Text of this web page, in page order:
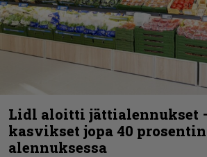
Lidl aloitti jättialennukset
kasvikset jopa 40 prosentin
alennuksessa